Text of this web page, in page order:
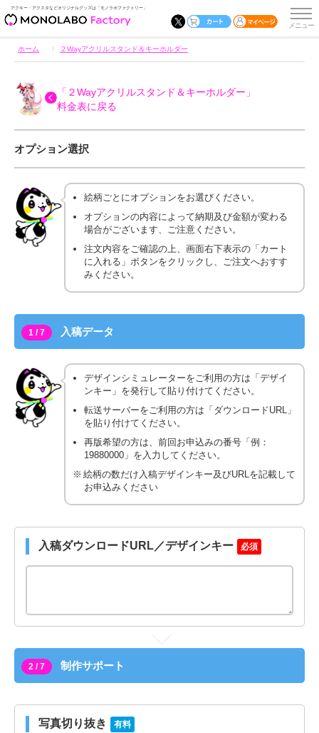
アクキー・アクスタなどオリジナルグッズは「モノラボファクトリー」
ホーム ２Wayアクリルスタンド＆キーホルダー
「２Wayアクリルスタンド＆キーホルダー」
料金表に戻る
オプション選択
絵柄ごとにオプションをお選びください。
オプションの内容によって納期及び金額が変わる
場合がございます、ご注意ください。
注文内容をご確認の上、画面右下表示の「カート
に入れる」ボタンをクリックし、ご注文へおすす
みください。
1 / 7 入稿データ
デザインシミュレーターをご利用の方は「デザイ
ンキー」を発行して貼り付けてください。
転送サーバーをご利用の方は「ダウンロードURL」
を貼り付けてください。
再版希望の方は、前回お申込みの番号「例：
19880000」を入力してください。
絵柄の数だけ入稿デザインキー及びURLを記載して
お申込みください
入稿ダウンロードURL／デザインキー 必須
2 / 7 制作サポート
写真切り抜き 有料